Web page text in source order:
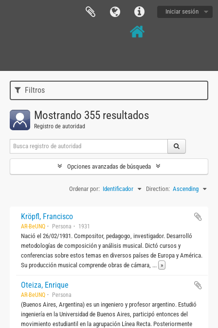
Iniciar sesión
Filtros
Mostrando 355 resultados
Registro de autoridad
Opciones avanzadas de búsqueda
Ordenar por: Identificador Direction: Ascending
Kröpfl, Francisco
AR-BeUNQ Persona 1931
Nació el 26/02/1931. Compositor, pedagogo, investigador. Desarrolló
metodologías de composición y análisis musical. Dictó cursos y
conferencias sobre estos temas en diversos países de Europa y América.
Su producción musical comprende obras de cámara, ... »
Oteiza, Enrique
AR-BeUNQ Persona
(Buenos Aires, Argentina) es un ingeniero y profesor argentino. Estudió
ingeniería en la Universidad de Buenos Aires, participó entonces del
movimiento estudiantil en la agrupación Línea Recta. Posteriormente